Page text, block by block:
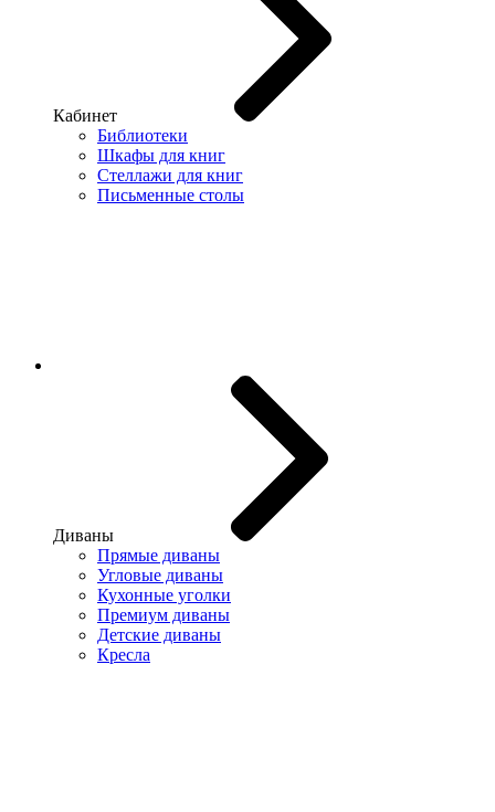
Кабинет
Библиотеки
Шкафы для книг
Стеллажи для книг
Письменные столы
Диваны
Прямые диваны
Угловые диваны
Кухонные уголки
Премиум диваны
Детские диваны
Кресла